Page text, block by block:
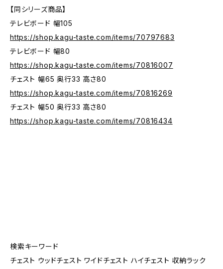
【同シリーズ商品】
テレビボード 幅105
https://shop.kagu-taste.com/items/70797683
テレビボード 幅80
https://shop.kagu-taste.com/items/70816007
チェスト 幅65 奥行33 高さ80
https://shop.kagu-taste.com/items/70816269
チェスト 幅50 奥行33 高さ80
https://shop.kagu-taste.com/items/70816434
検索キーワード
チェスト ウッドチェスト ワイドチェスト ハイチェスト 収納ラック